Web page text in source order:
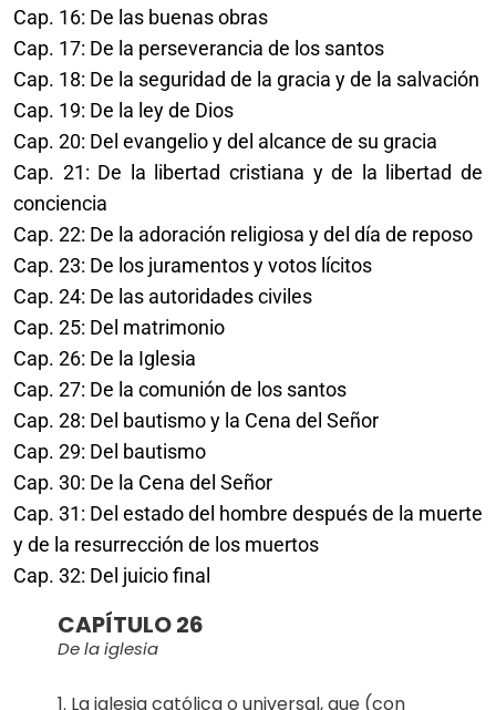
Cap. 16: De las buenas obras
Cap. 17: De la perseverancia de los santos
Cap. 18: De la seguridad de la gracia y de la salvación
Cap. 19: De la ley de Dios
Cap. 20: Del evangelio y del alcance de su gracia
Cap. 21: De la libertad cristiana y de la libertad de
conciencia
Cap. 22: De la adoración religiosa y del día de reposo
Cap. 23: De los juramentos y votos lícitos
Cap. 24: De las autoridades civiles
Cap. 25: Del matrimonio
Cap. 26: De la Iglesia
Cap. 27: De la comunión de los santos
Cap. 28: Del bautismo y la Cena del Señor
Cap. 29: Del bautismo
Cap. 30: De la Cena del Señor
Cap. 31: Del estado del hombre después de la muerte
y de la resurrección de los muertos
Cap. 32: Del juicio final
CAPÍTULO 26
De la iglesia
1. La iglesia católica o universal, que (con